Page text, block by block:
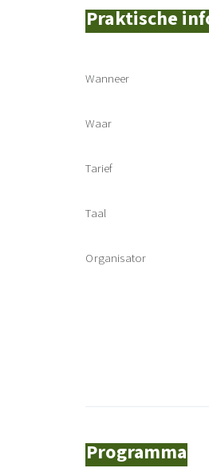
Praktische
Wanneer
Waar
Tarief
Taal
Organisator
Programma